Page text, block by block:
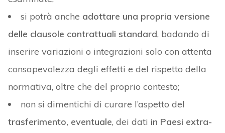
si potrà anche adottare una propria versione
delle clausole contrattuali standard, badando di
inserire variazioni o integrazioni solo con attenta
consapevolezza degli effetti e del rispetto della
normativa, oltre che del proprio contesto;
non si dimentichi di curare l’aspetto del
trasferimento, eventuale, dei dati in Paesi extra-